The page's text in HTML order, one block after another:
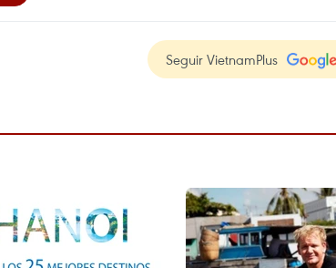
Seguir VietnamPlus